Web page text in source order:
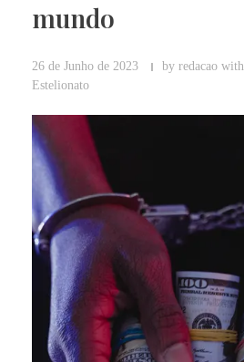
mundo
26 de Junho de 2023 by redacao with
Estelionato